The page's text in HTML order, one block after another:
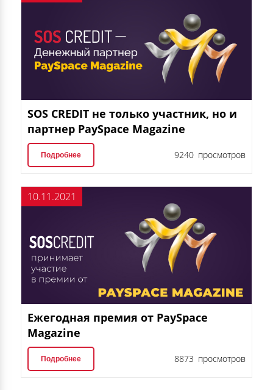
SOS CREDIT не только участник, но и
партнер PaySpace Magazine
Подробнее 9240 просмотров
10.11.2021
Ежегодная премия от PaySpace
Magazine
Подробнее 8873 просмотров